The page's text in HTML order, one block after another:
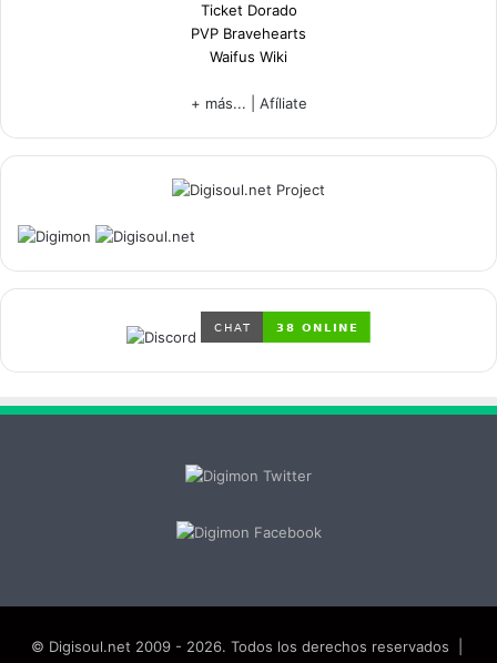
Ticket Dorado
PVP Bravehearts
Waifus Wiki
+ más... Afíliate
© Digisoul.net 2009 - 2026. Todos los derechos reservados |